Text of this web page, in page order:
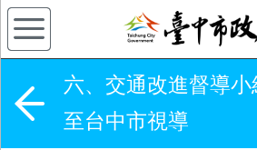
六、交通改進督導
至台中市視導